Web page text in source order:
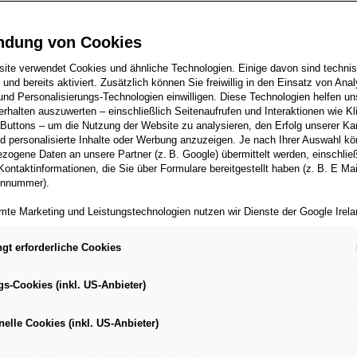
steigt um 50 kW und liegt jetzt bei bis zu 320 kW. Die
bei hohem Tempo auf bis zu 400 kW
von null auf 100 km/h verkürzt sich um bis zu 0,6
Turbo S benötigt jetzt nur noch 2,4 Sekunden
steigt um bis zu 35 Prozent auf maximal 678 Kilometer
80 Prozent State of Charge laden alle Taycan in 18
umfangreich aktualisiert. Die neuen Versionen
beschleunigen schneller und laden kürzer und robuster.
von Cookies
verwendet Cookies und ähnliche Technologien. Einige davon sind
und bereits aktiviert. Zusätzlich können Sie freiwillig in den Einsatz von
Personalisierungs-Technologien einwilligen. Diese Technologien helfen
auszuwerten – einschließlich Seitenaufrufen und Interaktionen wie
– um die Nutzung der Website zu analysieren, den Erfolg unserer
personalisierte Inhalte oder Werbung anzuzeigen. Je nach Ihrer Auswahl
Daten an unsere Partner (z. B. Google) übermittelt werden,
die Sie über Formulare bereitgestellt haben (z. B. E
Marketing und Leistungstechnologien nutzen wir Dienste der Google
Datenschutzniveau; staatliche Zugriffe und eingeschränkte
können nicht ausgeschlossen werden. Die Übermittlung
einen personalisierten Link auf unsere Website gelangen und Marketing
von dem Ihnen zugeordneten Händler bzw. im Falle eines Porsche
erforderliche Cookies
Cookies (inkl. US-Anbieter)
Cookies (inkl. US-Anbieter)